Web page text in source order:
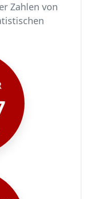
Zahlen von
Menschen.
sind rund 4003
Menschen
in